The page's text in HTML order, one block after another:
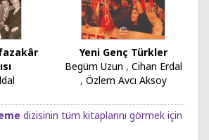
Yeni Genç Türkler
Begüm Uzun , Cihan Erdal
, Özlem Avcı Aksoy
dizisinin tüm kitaplarını görmek için